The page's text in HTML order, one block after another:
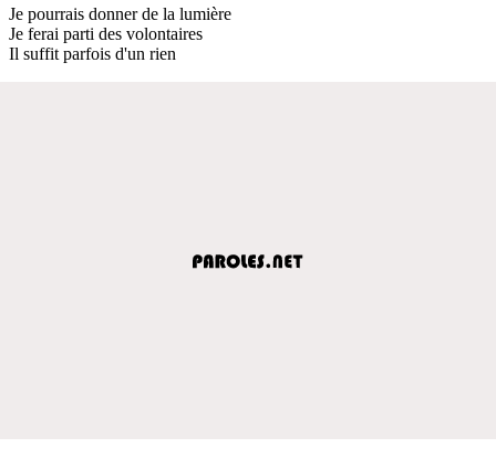
Je pourrais donner de la lumière
Je ferai parti des volontaires
Il suffit parfois d'un rien